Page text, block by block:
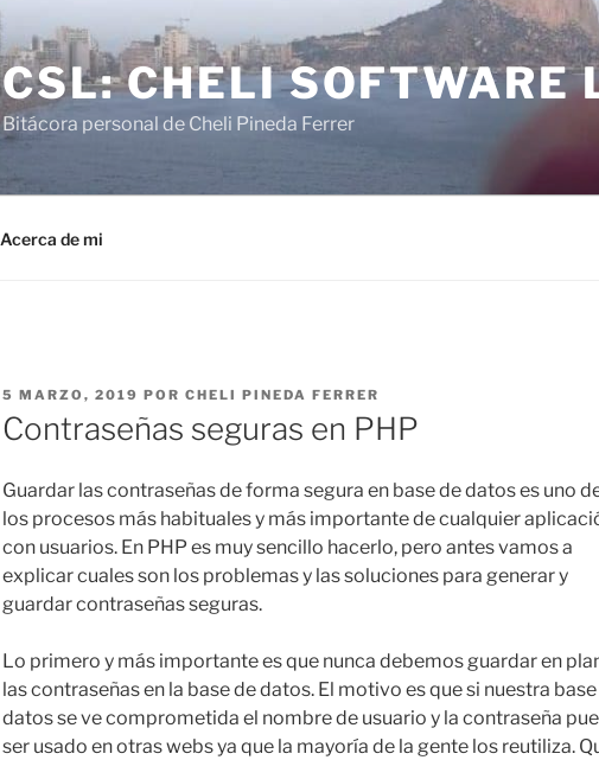
CSL: CHELI SOFTWARE
Bitácora personal de Cheli Pineda Ferrer
Acerca de mi
PUBLICADO
EL
5 MARZO, 2019 POR CHELI PINEDA FERRER
Contraseñas seguras en PHP
Guardar las contraseñas de forma segura en base de datos es uno
los procesos más habituales y más importante de cualquier
con usuarios. En PHP es muy sencillo hacerlo, pero antes vamos a
explicar cuales son los problemas y las soluciones para generar y
guardar contraseñas seguras.
Lo primero y más importante es que nunca debemos guardar en
las contraseñas en la base de datos. El motivo es que si nuestra
datos se ve comprometida el nombre de usuario y la contraseña
ser usado en otras webs ya que la mayoría de la gente los reutiliza.